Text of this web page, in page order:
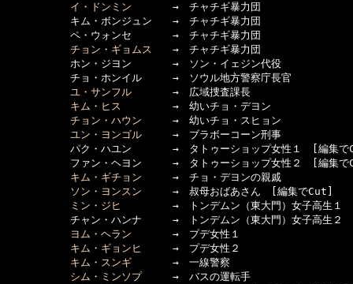
イ・ドンミン →　チャチギ暴力団
  　　　　　キム・ボンジュン　　→　チャチギ暴力団
  　　　　　ペ・ウォンセ　　　　→　チャチギ暴力団
チョン・ギョムス →　チャチギ暴力団
  　　　　　ホン・ジヨン　　　　→　ソン・イェジン代役
  　　　　　チョ・ホンイル　　　→　ソウル地方警察庁長官
ユ・サンフル →　広域捜査課長
キム・ヒス →　幼いチョ・デヨン
チョン・ハウン →　幼いチョ・スヒョン
ユン・ヨンゴル →　ブラボーコーン刑事
　　　　　パク・ハユン　　　　→　タトゥーショップ女性１　[編集
　　　　　ファン・ヘヨン　　　→　タトゥーショップ女性２　[編集
キム・ギチョン →　チョ・デヨンの親戚
ソン・ヨンスン →　叔母おばあさん　[編集でCut]
ミン・ジヒ
→　トンデムン（東大門）女子高生１　
  　　　　　チャン・ハンナ　　　→　トンデムン（東大門）女子高生２
ヨム・ヘラン →　プデ女性１
キム・ギョンヒ
→　プデ女性２
キム・スンギ →　一線警察
シム・ミンソプ →　バスの運転手